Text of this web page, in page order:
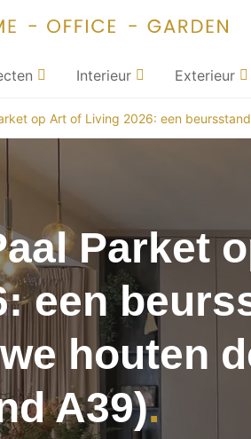
Interieur Exterieur
op Art of Living 2026: een
Parket
een
houten
A39)